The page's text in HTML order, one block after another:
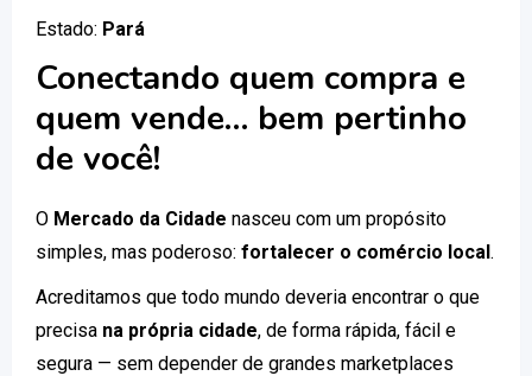
Estado: Pará
Conectando quem compra e
quem vende… bem pertinho
de você!
O Mercado da Cidade nasceu com um propósito
simples, mas poderoso: fortalecer o comércio local.
Acreditamos que todo mundo deveria encontrar o que
precisa na própria cidade, de forma rápida, fácil e
segura — sem depender de grandes marketplaces